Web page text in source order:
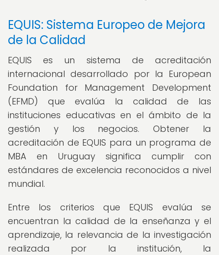
EQUIS: Sistema Europeo de Mejora
de la Calidad
EQUIS es un sistema de acreditación
internacional desarrollado por la European
Foundation for Management Development
(EFMD) que evalúa la calidad de las
instituciones educativas en el ámbito de la
gestión y los negocios. Obtener la
acreditación de EQUIS para un programa de
MBA en Uruguay significa cumplir con
estándares de excelencia reconocidos a nivel
mundial.
Entre los criterios que EQUIS evalúa se
encuentran la calidad de la enseñanza y el
aprendizaje, la relevancia de la investigación
realizada por la institución, la